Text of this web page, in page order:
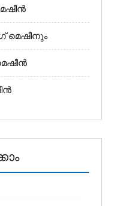
മെഷീനും